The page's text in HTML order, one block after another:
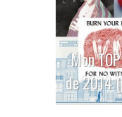
Mon
de 2014